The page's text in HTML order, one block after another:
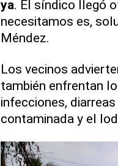
ya. El síndico llegó
necesitamos es,
Méndez.
Los vecinos
también enfrentan
infecciones,
contaminada y el